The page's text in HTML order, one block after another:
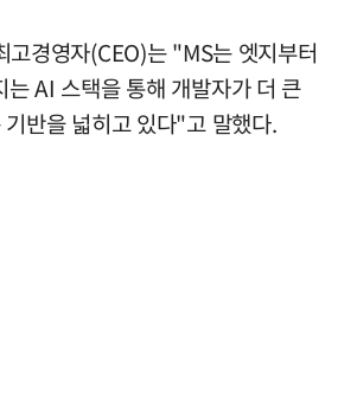
고경영자(CEO)는 "MS는 엣지부터
는 AI 스택을 통해 개발자가 더 큰
반을 넓히고 있다"고 말했다.